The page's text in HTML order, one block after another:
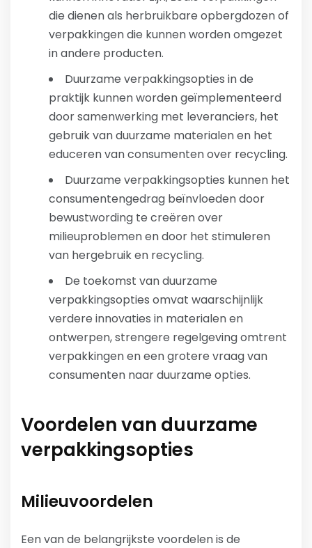
die dienen als herbruikbare opbergdozen of
verpakkingen die kunnen worden omgezet
in andere producten.
Duurzame verpakkingsopties in de
praktijk kunnen worden geïmplementeerd
door samenwerking met leveranciers, het
gebruik van duurzame materialen en het
educeren van consumenten over recycling.
Duurzame verpakkingsopties kunnen het
consumentengedrag beïnvloeden door
bewustwording te creëren over
milieuproblemen en door het stimuleren
van hergebruik en recycling.
De toekomst van duurzame
verpakkingsopties omvat waarschijnlijk
verdere innovaties in materialen en
ontwerpen, strengere regelgeving omtrent
verpakkingen en een grotere vraag van
consumenten naar duurzame opties.
Voordelen van duurzame
verpakkingsopties
Milieuvoordelen
Een van de belangrijkste voordelen is de